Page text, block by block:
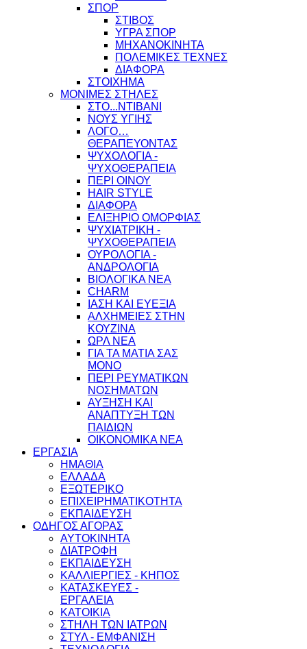
ΣΠΟΡ
ΣΤΙΒΟΣ
ΥΓΡΑ ΣΠΟΡ
ΜΗΧΑΝΟΚΙΝΗΤΑ
ΠΟΛΕΜΙΚΕΣ ΤΕΧΝΕΣ
ΔΙΑΦΟΡΑ
ΣΤΟΙΧΗΜΑ
ΜΟΝΙΜΕΣ ΣΤΗΛΕΣ
ΣΤΟ...ΝΤΙΒΑΝΙ
ΝΟΥΣ ΥΓΙΗΣ
ΛΟΓΟ…
ΘΕΡΑΠΕΥΟΝΤΑΣ
ΨΥΧΟΛΟΓΙΑ -
ΨΥΧΟΘΕΡΑΠΕΙΑ
ΠΕΡΙ ΟΙΝΟΥ
HAIR STYLE
ΔΙΑΦΟΡΑ
ΕΛΙΞΗΡΙΟ ΟΜΟΡΦΙΑΣ
ΨΥΧΙΑΤΡΙΚΗ -
ΨΥΧΟΘΕΡΑΠΕΙΑ
ΟΥΡΟΛΟΓΙΑ -
ΑΝΔΡΟΛΟΓΙΑ
ΒΙΟΛΟΓΙΚΑ ΝΕΑ
CHARM
ΙΑΣΗ ΚΑΙ ΕΥΕΞΙΑ
ΑΛΧΗΜΕΙΕΣ ΣΤΗΝ
ΚΟΥΖΙΝΑ
ΩΡΛ ΝEA
ΓΙΑ ΤΑ ΜΑΤΙΑ ΣΑΣ
ΜΟΝΟ
ΠΕΡΙ ΡΕΥΜΑΤΙΚΩΝ
ΝΟΣΗΜΑΤΩΝ
ΑΥΞΗΣΗ ΚΑΙ
ΑΝΑΠΤΥΞΗ ΤΩΝ
ΠΑΙΔΙΩΝ
ΟΙΚΟΝΟΜΙΚΑ ΝΕΑ
ΕΡΓΑΣΙΑ
ΗΜΑΘΙΑ
ΕΛΛΑΔΑ
ΕΞΩΤΕΡΙΚΟ
ΕΠΙΧΕΙΡΗΜΑΤΙΚΟΤΗΤΑ
ΕΚΠΑΙΔΕΥΣΗ
ΟΔΗΓΟΣ ΑΓΟΡΑΣ
ΑΥΤΟΚΙΝΗΤΑ
ΔΙΑΤΡΟΦΗ
ΕΚΠΑΙΔΕΥΣΗ
ΚΑΛΛΙΕΡΓΙΕΣ - ΚΗΠΟΣ
ΚΑΤΑΣΚΕΥΕΣ -
ΕΡΓΑΛΕΙΑ
ΚΑΤΟΙΚΙΑ
ΣΤΗΛΗ ΤΩΝ ΙΑΤΡΩΝ
ΣΤΥΛ - ΕΜΦΑΝΙΣΗ